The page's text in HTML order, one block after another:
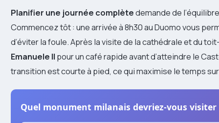
Planifier une journée complètedemande de
Commencez tôt : une arrivée à 8h30 au Duomo vous
d’éviter la foule. Après la visite de la cathédrale et du
Emanuele II pour un café rapide avant d’atteindre le
transition est courte à pied, ce qui maximise le temps
Quel monument milanais devriez-vous visiter